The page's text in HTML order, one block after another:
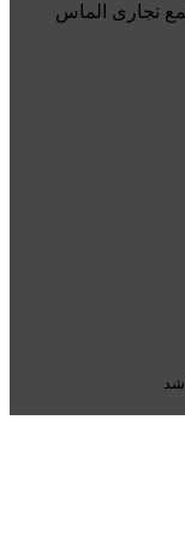
تجاری الماس